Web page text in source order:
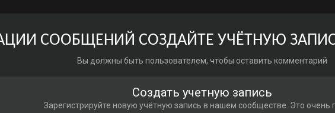
СООБЩЕНИЙ СОЗДАЙТЕ УЧЁТНУЮ
Вы должны быть пользователем, чтобы оставить комментарий
Создать учетную запись
Зарегистрируйте новую учётную запись в нашем сообществе. Это очень